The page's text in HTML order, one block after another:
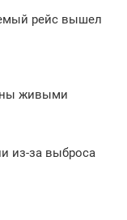
рейс вышел
живыми
из-за выброса